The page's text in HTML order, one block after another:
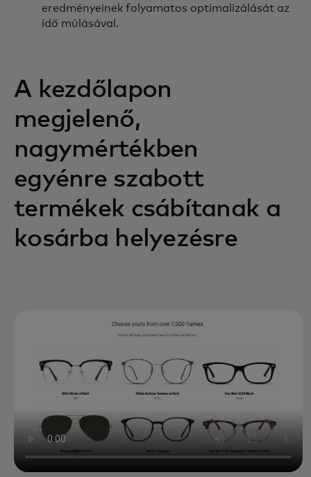
eredményeinek folyamatos optimalizálását az
idő múlásával.
A kezdőlapon
megjelenő,
nagymértékben
egyénre szabott
termékek csábítanak a
kosárba helyezésre